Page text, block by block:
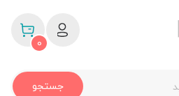
جستجو
0